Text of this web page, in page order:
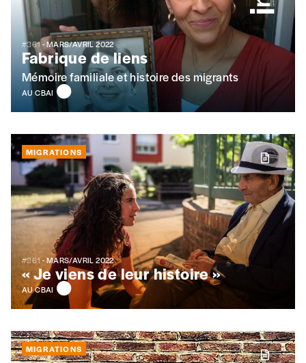
#361- MARS/AVRIL 2022
Fabrique de liens
Mémoire familiale et histoire des migrants
AU CBAI
MIGRATIONS
#361 - MARS/AVRIL 2022
« Je viens de leur histoire »
AU CBAI
MIGRATIONS